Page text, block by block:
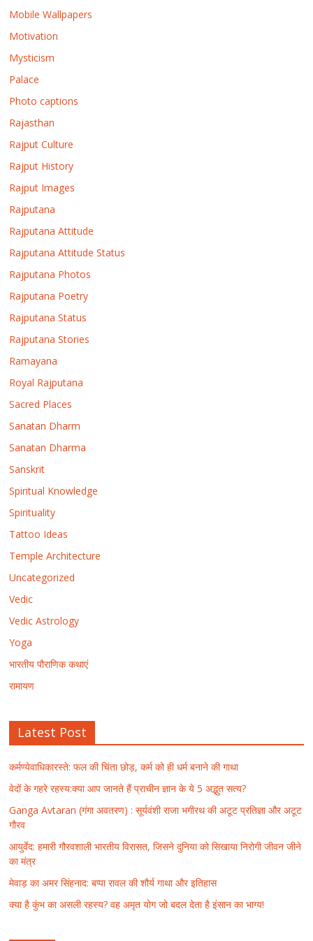
Mobile Wallpapers
Motivation
Mysticism
Palace
Photo captions
Rajasthan
Rajput Culture
Rajput History
Rajput Images
Rajputana
Rajputana Attitude
Rajputana Attitude Status
Rajputana Photos
Rajputana Poetry
Rajputana Status
Rajputana Stories
Ramayana
Royal Rajputana
Sacred Places
Sanatan Dharm
Sanatan Dharma
Sanskrit
Spiritual Knowledge
Spirituality
Tattoo Ideas
Temple Architecture
Uncategorized
Vedic
Vedic Astrology
Yoga
भारतीय पौराणिक कथाएं
रामायण
Latest Post
कर्मण्येवाधिकारस्ते: फल की चिंता छोड़, कर्म को ही धर्म बनाने की गाथा
वेदों के गहरे रहस्य:क्या आप जानते हैं प्राचीन ज्ञान के ये 5 अद्भुत सत्य?
Ganga Avtaran (गंगा अवतरण) : सूर्यवंशी राजा भगीरथ की अटूट प्रतिज्ञा और अटूट
गौरव
आयुर्वेद: हमारी गौरवशाली भारतीय विरासत, जिसने दुनिया को सिखाया निरोगी जीवन जीने
का मंत्र
मेवाड़ का अमर सिंहनाद: बप्पा रावल की शौर्य गाथा और इतिहास
क्या है कुंभ का असली रहस्य? वह अमृत योग जो बदल देता है इंसान का भाग्य!